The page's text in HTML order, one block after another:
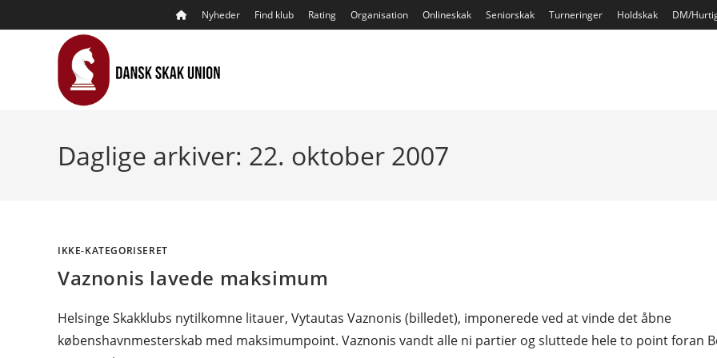
to
Nyheder Find klub Rating Organisation Onlineskak Seniorskak Turneringer Holdskak DM/
Daglige arkiver: 22. oktober 2007
IKKE-KATEGORISERET
Vaznonis lavede maksimum
Helsinge Skakklubs nytilkomne litauer, Vytautas Vaznonis (billedet), imponerede ved at vinde det åbne
købenshavnmesterskab med maksimumpoint. Vaznonis vandt alle ni partier og sluttede hele to point foran